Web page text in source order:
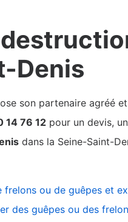
Denis
son partenaire agréé
14 76 12 pour un devis,
dans la Seine-Saint-
ou de guêpes et
des guêpes ou des